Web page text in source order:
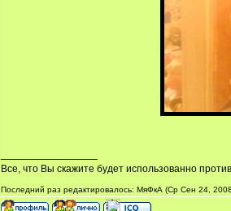
Все, что Вы скажите будет использованно
Последний раз редактировалось: МяФкА (Ср Сен 24,